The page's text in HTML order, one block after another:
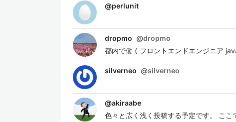
@perlunit
dropmo @dropmo
都内で働くフロントエンドエンジニア
silverneo @silverneo
@akiraabe
色々と広く浅く投稿する予定です。 こ